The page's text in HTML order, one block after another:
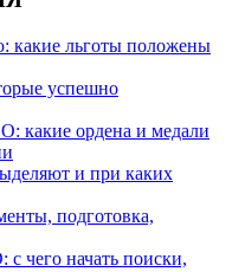
какие льготы положены
успешно
какие ордена и медали
и при каких
подготовка,
чего начать поиски,